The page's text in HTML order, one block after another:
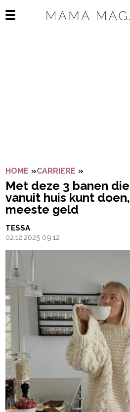
Open het mobiele menu
HOME »CARRIERE »
Met deze 3 banen
vanuit huis kunt
meeste geld
TESSA
02.12.2025 09:12